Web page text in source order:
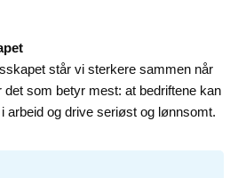
står vi sterkere sammen når
som betyr mest: at bedriftene kan
arbeid og drive seriøst og lønnsomt.